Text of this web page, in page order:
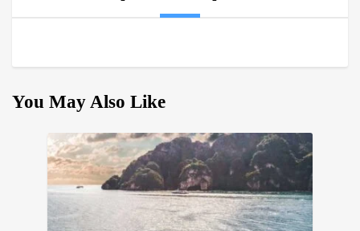
You May Also Like